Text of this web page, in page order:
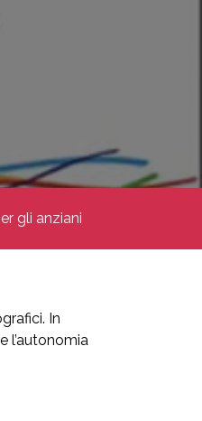
gli anziani
In
l’autonomia